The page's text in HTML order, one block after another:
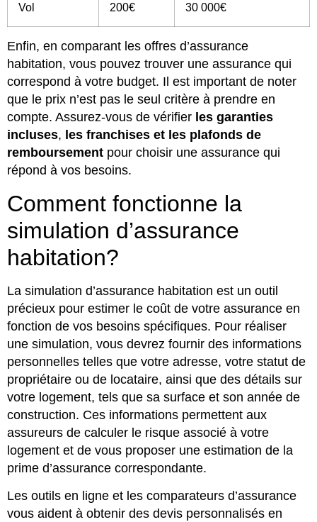
Vol 200€ 30 000€
Enfin, en comparant les offres d’assurance
habitation, vous pouvez trouver une assurance qui
correspond à votre budget. Il est important de noter
que le prix n’est pas le seul critère à prendre en
compte. Assurez-vous de vérifier les garanties
incluses, les franchises et les plafonds de
remboursement pour choisir une assurance qui
répond à vos besoins.
Comment fonctionne la
simulation d’assurance
habitation?
La simulation d’assurance habitation est un outil
précieux pour estimer le coût de votre assurance en
fonction de vos besoins spécifiques. Pour réaliser
une simulation, vous devrez fournir des informations
personnelles telles que votre adresse, votre statut de
propriétaire ou de locataire, ainsi que des détails sur
votre logement, tels que sa surface et son année de
construction. Ces informations permettent aux
assureurs de calculer le risque associé à votre
logement et de vous proposer une estimation de la
prime d’assurance correspondante.
Les outils en ligne et les comparateurs d’assurance
vous aident à obtenir des devis personnalisés en